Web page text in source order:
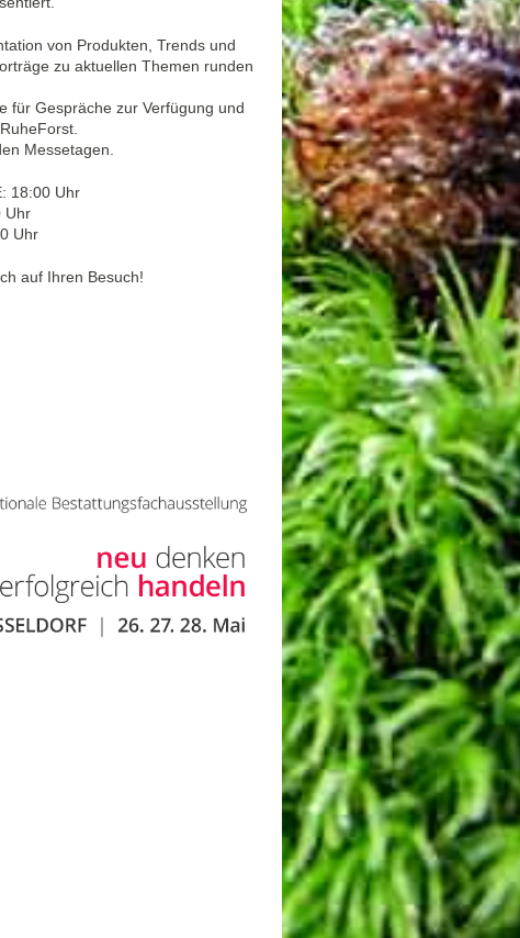
von Produkten, Trends und
zu aktuellen Themen runden
für Gespräche zur Verfügung und
Messetagen.
18:00 Uhr
Uhr
Uhr
auf Ihren Besuch!